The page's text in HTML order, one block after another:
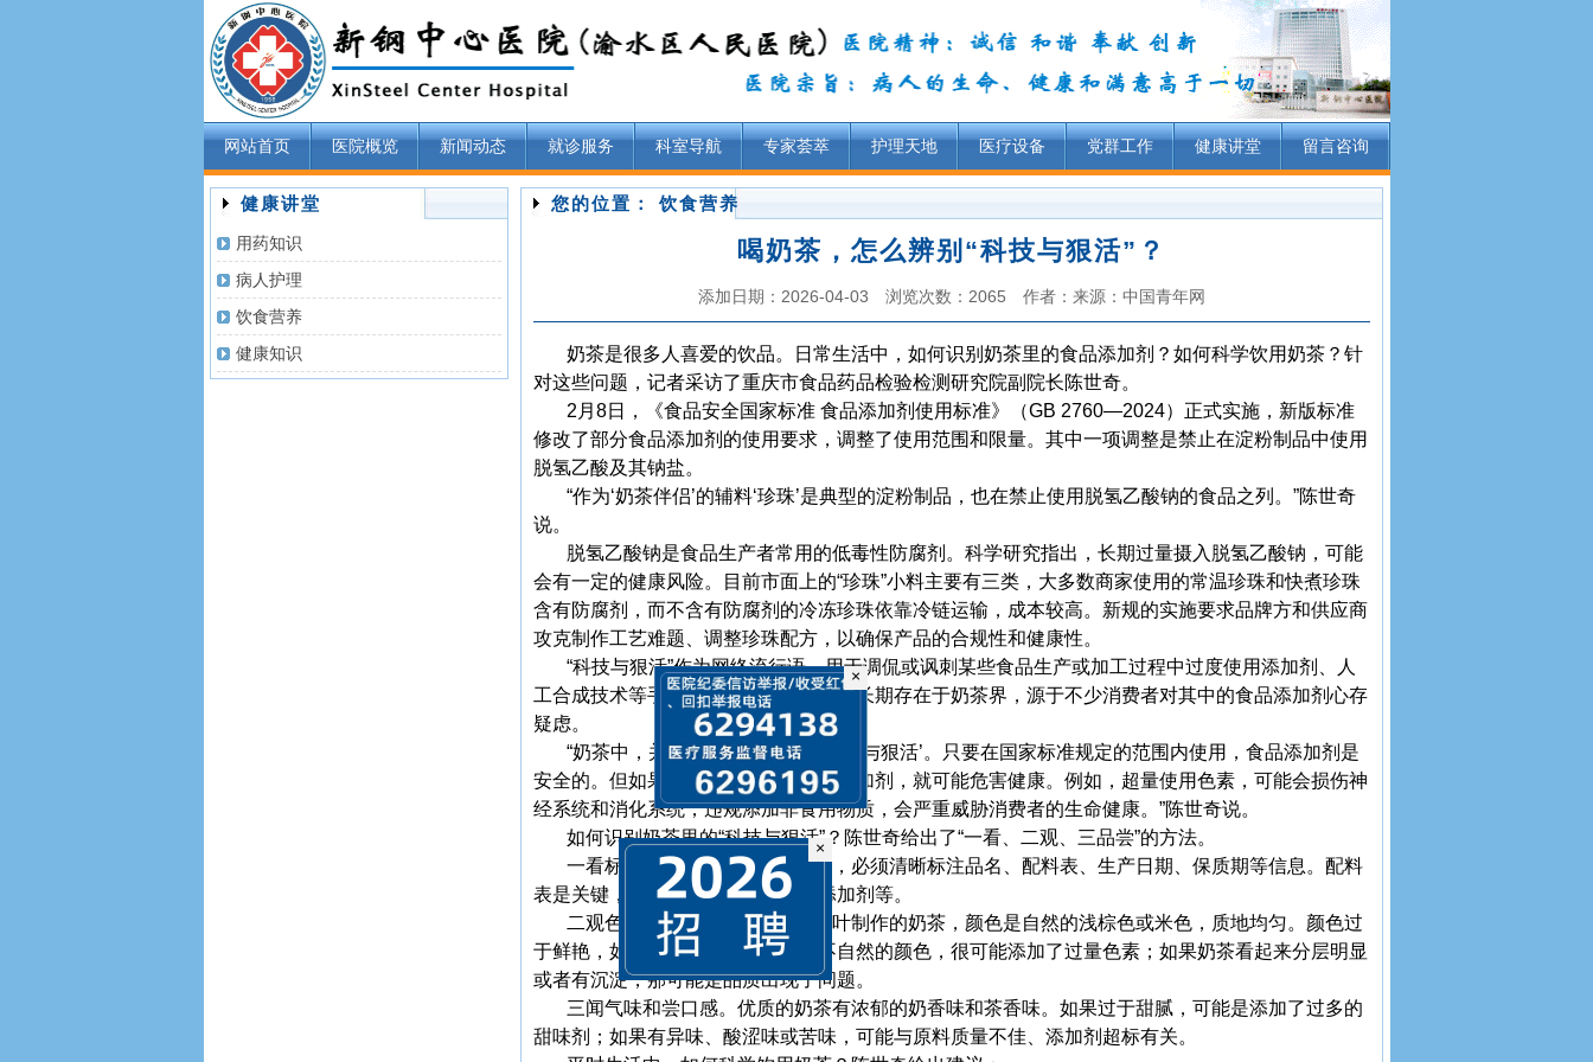
网站首页 医院概览 新闻动态 就诊服务 科室导航 专家荟萃 护理天地 医疗设备 党群工作 健康讲堂 留言咨询
健康讲堂
用药知识
病人护理
饮食营养
健康知识
您的位置： 饮食营养
喝奶茶，怎么辨别“科技与狠活”？
添加日期：2026-04-03 浏览次数：2065 作者：来源：中国青年网
奶茶是很多人喜爱的饮品。日常生活中，如何识别奶茶里的食品添加剂？如何科学饮用奶茶？针
对这些问题，记者采访了重庆市食品药品检验检测研究院副院长陈世奇。
2月8日，《食品安全国家标准 食品添加剂使用标准》（GB 2760—2024）正式实施，新版标准
修改了部分食品添加剂的使用要求，调整了使用范围和限量。其中一项调整是禁止在淀粉制品中使用
脱氢乙酸及其钠盐。
“作为‘奶茶伴侣’的辅料‘珍珠’是典型的淀粉制品，也在禁止使用脱氢乙酸钠的食品之列。”陈世奇
说。
脱氢乙酸钠是食品生产者常用的低毒性防腐剂。科学研究指出，长期过量摄入脱氢乙酸钠，可能
会有一定的健康风险。目前市面上的“珍珠”小料主要有三类，大多数商家使用的常温珍珠和快煮珍珠
含有防腐剂，而不含有防腐剂的冷冻珍珠依靠冷链运输，成本较高。新规的实施要求品牌方和供应商
攻克制作工艺难题、调整珍珠配方，以确保产品的合规性和健康性。
“科技与狠活”作为网络流行语，用于调侃或讽刺某些食品生产或加工过程中过度使用添加剂、人
工合成技术等手段的现象。这一争议也长期存在于奶茶界，源于不少消费者对其中的食品添加剂心存
疑虑。
“奶茶中，并非所有添加剂都是‘科技与狠活’。只要在国家标准规定的范围内使用，食品添加剂是
安全的。但如果超范围、超剂量使用添加剂，就可能危害健康。例如，超量使用色素，可能会损伤神
经系统和消化系统；违规添加非食用物质，会严重威胁消费者的生命健康。”陈世奇说。
如何识别奶茶里的“科技与狠活”？陈世奇给出了“一看、二观、三品尝”的方法。
一看标签。预包装奶茶的包装上，必须清晰标注品名、配料表、生产日期、保质期等信息。配料
表是关键，显示了奶茶是否有食品添加剂等。
二观色泽和质地。用鲜牛奶和茶叶制作的奶茶，颜色是自然的浅棕色或米色，质地均匀。颜色过
于鲜艳，如呈现亮粉色、鲜绿色等不自然的颜色，很可能添加了过量色素；如果奶茶看起来分层明显
或者有沉淀，那可能是品质出现了问题。
三闻气味和尝口感。优质的奶茶有浓郁的奶香味和茶香味。如果过于甜腻，可能是添加了过多的
甜味剂；如果有异味、酸涩味或苦味，可能与原料质量不佳、添加剂超标有关。
×
×